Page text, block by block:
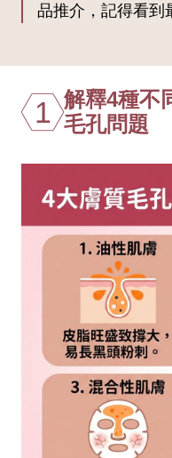
品推介，記得看到
1 解釋4種不
毛孔問題